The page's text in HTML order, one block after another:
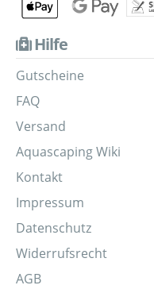
Hilfe
Gutscheine
FAQ
Versand
Aquascaping Wiki
Kontakt
Impressum
Datenschutz
Widerrufsrecht
AGB